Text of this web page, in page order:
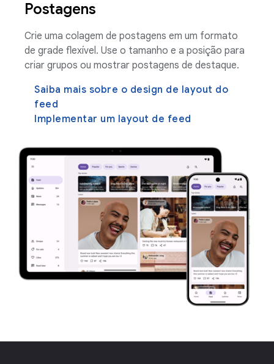
Postagens
Crie uma colagem de postagens em um formato
de grade flexível. Use o tamanho e a posição para
criar grupos ou mostrar postagens de destaque.
Saiba mais sobre o design de layout do
feed
Implementar um layout de feed